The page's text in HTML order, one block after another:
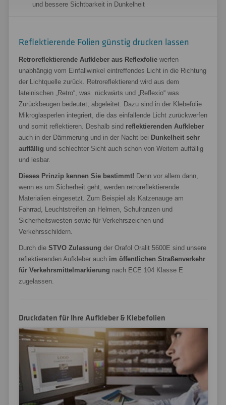
und bessere Sichtbarkeit in Dunkelheit
Reflektierende Folien günstig drucken lassen
Retroreflektierende Aufkleber aus Reflexfolie werfen
unabhängig vom Einfallwinkel eintreffendes Licht in die Richtung
der Lichtquelle zurück. Retroreflektierend wird aus dem
lateinischen „Retro“, was rückwärts und „Reflexio“ was
Zurückbeugen bedeutet, abgeleitet. Dazu sind in der Klebefolie
Mikroglasperlen integriert, die das einfallende Licht zurückwerfen
und somit reflektieren. Deshalb sind reflektierenden Aufkleber
auch in der Dämmerung und in der Nacht bei Dunkelheit sehr
auffällig und schlechter Sicht auch schon von Weitem auffällig
und lesbar.
Dieses Prinzip kennen Sie bestimmt! Denn vor allem dann,
wenn es um Sicherheit geht, werden retroreflektierende
Materialien eingesetzt. Zum Beispiel als Katzenauge am
Fahrrad, Leuchtstreifen an Helmen, Schulranzen und
Sicherheitswesten sowie für Verkehrszeichen und
Verkehrsschildern.
Durch die STVO Zulassung der Orafol Oralit 5600E sind unsere
reflektierenden Aufkleber auch im öffentlichen Straßenverkehr
für Verkehrsmittelmarkierung nach ECE 104 Klasse E
zugelassen.
Druckdaten für Ihre Aufkleber & Klebefolien